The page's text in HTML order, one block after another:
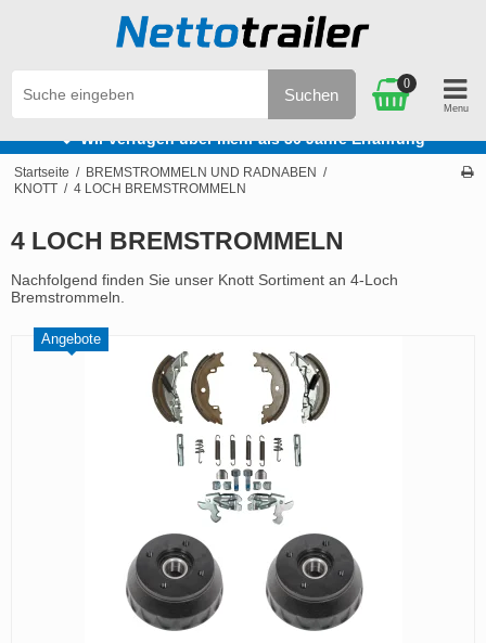
Wir verfügen über mehr als 30 Jahre Erfahrung
Suchen
0
Startseite / BREMSTROMMELN UND RADNABEN /
KNOTT / 4 LOCH BREMSTROMMELN
4 LOCH BREMSTROMMELN
Nachfolgend finden Sie unser Knott Sortiment an 4-Loch
Bremstrommeln.
Angebote